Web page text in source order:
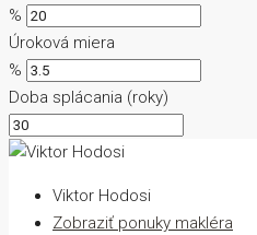
%
Úroková miera
%
Doba splácania (roky)
Viktor Hodosi
Zobraziť ponuky makléra